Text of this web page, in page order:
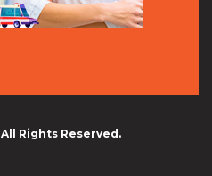
All Rights Reserved.